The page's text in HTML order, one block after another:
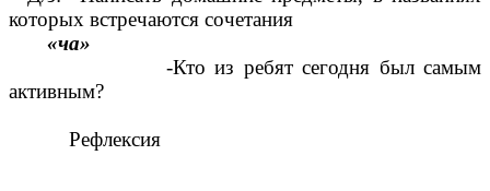
которых встречаются сочетания
«ча»
-Кто из ребят сегодня был самым
активным?
Рефлексия